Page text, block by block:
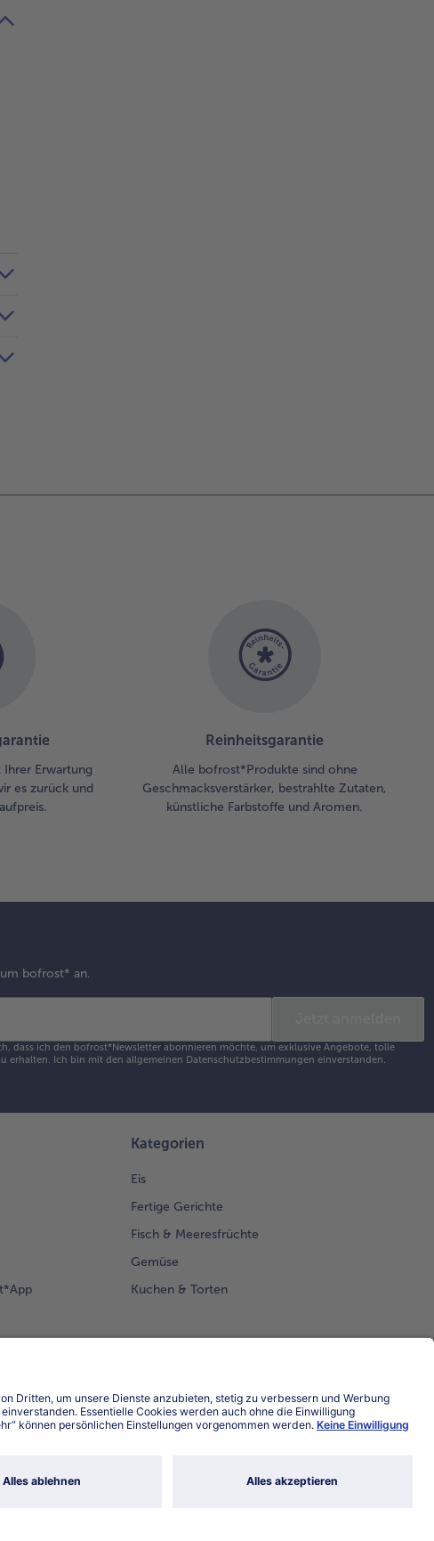
Erwartung
es zurück und
Reinheitsgarantie
Alle bofrost*Produkte sind ohne
Geschmacksverstärker, bestrahlte Zutaten,
künstliche Farbstoffe und Aromen.
bofrost* an.
dass ich den bofrost*Newsletter abonnieren möchte, um exklusive Angebote, tolle
erhalten. Ich bin mit den allgemeinen Datenschutzbestimmungen einverstanden.
Kategorien
Eis
Fertige Gerichte
Fisch & Meeresfrüchte
Gemüse
Kuchen & Torten